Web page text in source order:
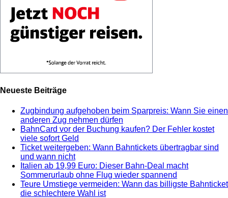
Neueste Beiträge
Zugbindung aufgehoben beim Sparpreis: Wann Sie einen
anderen Zug nehmen dürfen
BahnCard vor der Buchung kaufen? Der Fehler kostet
viele sofort Geld
Ticket weitergeben: Wann Bahntickets übertragbar sind
und wann nicht
Italien ab 19,99 Euro: Dieser Bahn-Deal macht
Sommerurlaub ohne Flug wieder spannend
Teure Umstiege vermeiden: Wann das billigste Bahnticket
die schlechtere Wahl ist